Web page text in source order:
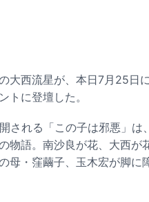
大西流星が、本日7月25日
トに登壇した。
される「この子は邪悪」
物語。南沙良が花、大西が
母・窪繭子、玉木宏が脚に